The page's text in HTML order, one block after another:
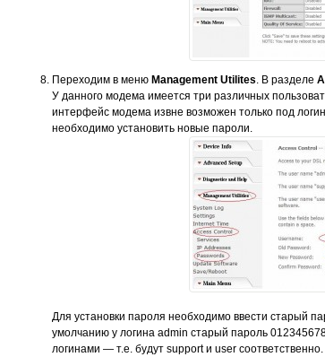
Переходим в меню Management Utilites . В разделе
У данного модема имеется три различных
интерфейс модема извне возможен только под
необходимо установить новые пароли.
Для установки пароля необходимо ввести старый
умолчанию у логина admin старый пароль
логинами — т.е. будут support и user соответственно.